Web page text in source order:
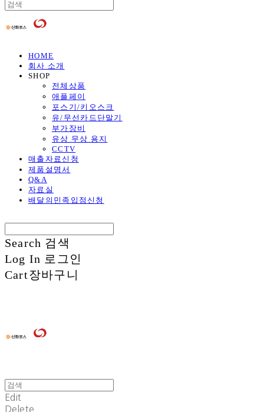
HOME
회사 소개
SHOP
전체상품
애플페이
포스기/키오스크
유/무선카드단말기
부가장비
유상 무상 용지
CCTV
매출자료신청
제품설명서
Q&A
자료실
배달의민족입점신청
Search 검색
Log In 로그인
Cart장바구니
Edit
Delete